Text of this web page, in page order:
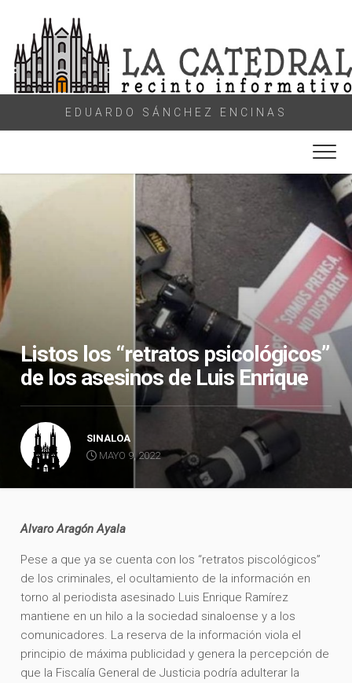
content
EDUARDO SÁNCHEZ ENCINAS
Listos los “retratos psicológicos”
de los asesinos de Luis Enrique
SINALOA
MAYO 9, 2022
Alvaro Aragón Ayala
Pese a que ya se cuenta con los “retratos piscológicos”
de los criminales, el ocultamiento de la información en
torno al periodista asesinado Luis Enrique Ramírez
mantiene en un hilo a la sociedad sinaloense y a los
comunicadores. La reserva de la información viola el
principio de máxima publicidad y genera la percepción de
que la Fiscalía General de Justicia podría adulterar la